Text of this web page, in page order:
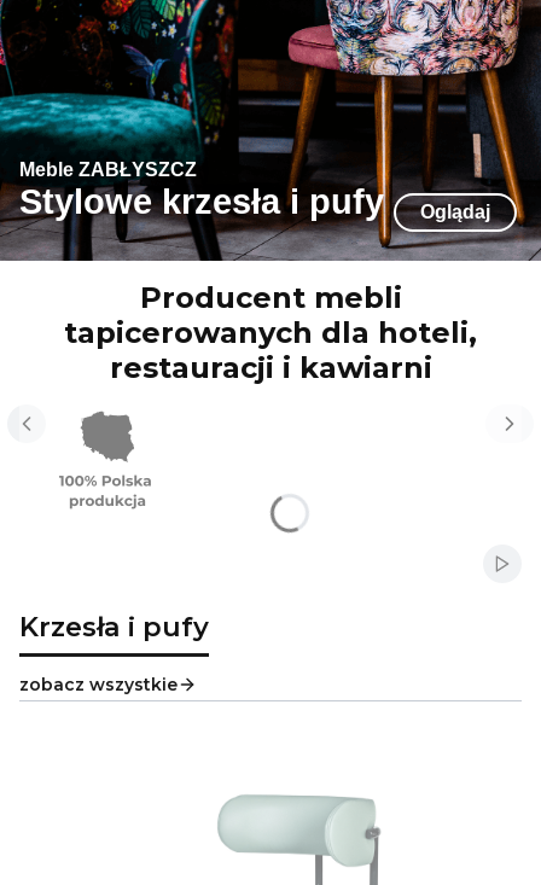
Meble ZABŁYSZCZ
Stylowe krzesła i pufy Oglądaj
Producent mebli
tapicerowanych dla hoteli,
restauracji i kawiarni
Krzesła i pufy
zobacz wszystkie